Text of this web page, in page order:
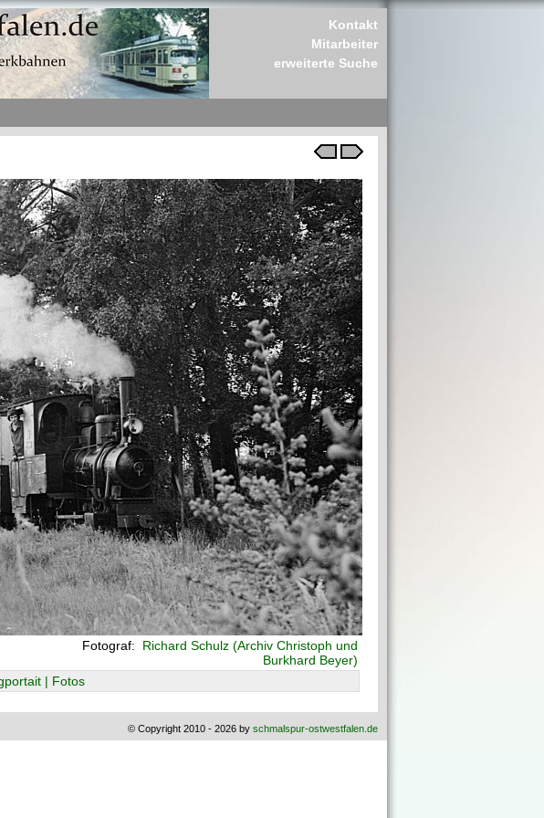
Kontakt
Mitarbeiter
erweiterte Suche
Fotograf:
Richard Schulz (Archiv Christoph und
Burkhard Beyer)
| Fotos
© Copyright 2010 - 2026 by schmalspur-ostwestfalen.de